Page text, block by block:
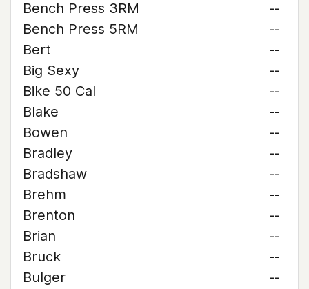
Bench Press 3RM
--
Bench Press 5RM
--
Bert
--
Big Sexy
--
Bike 50 Cal
--
Blake
--
Bowen
--
Bradley
--
Bradshaw
--
Brehm
--
Brenton
--
Brian
--
Bruck
--
Bulger
--